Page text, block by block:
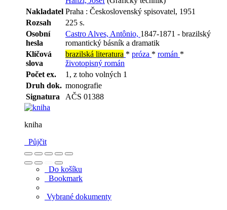
Nakladatel Praha : Československý spisovatel, 1951
Rozsah
225 s.
Osobní
hesla
Castro Alves, Antônio, 1847-1871 - brazilský
romantický básník a dramatik
Klíčová
slova
brazilská literatura * próza * román *
životopisný román
Počet ex.
1, z toho volných 1
Druh dok. monografie
Signatura
AČS 01388
kniha
Půjčit
Do košíku
Bookmark
Vybrané dokumenty